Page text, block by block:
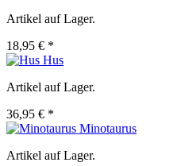
Artikel auf Lager.
18,95 € *
Hus
Artikel auf Lager.
36,95 € *
Minotaurus
Artikel auf Lager.